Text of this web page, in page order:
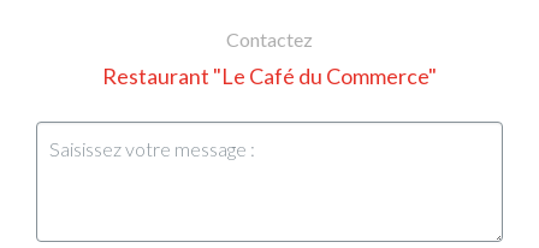
Contactez
Restaurant "Le Café du Commerce"